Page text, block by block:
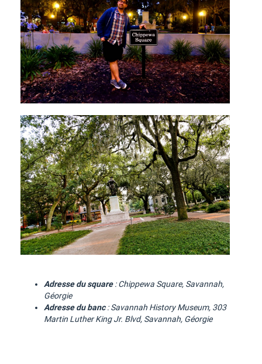
Adresse du square: Chippewa Square, Savannah,
Géorgie
Adresse du banc: Savannah History Museum, 303
Martin Luther King Jr. Blvd, Savannah, Géorgie